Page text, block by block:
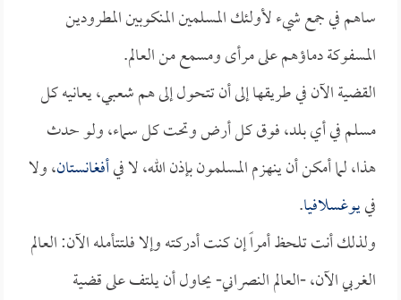
ساهم في جمع شيء لأولئك المسلمين المنكوبين المطرودين
المسفوكة دماؤهم على مرأى ومسمع من العالم.
القضية الآن في طريقها إلى أن تتحول إلى هم شعبي، يعانيه كل
مسلم في أي بلد، فوق كل أرض وتحت كل سماء، ولو حدث
هذا، لما أمكن أن ينهزم المسلمون بإذن الله، لا فيأفغانستان، ولا
فييوغسلافيا.
ولذلك أنت تلحظ أمراً إن كنت أدركته وإلا فلتتأمله الآن: العالم
الغربي الآن، -العالم النصراني- يحاول أن يلتف على قضية